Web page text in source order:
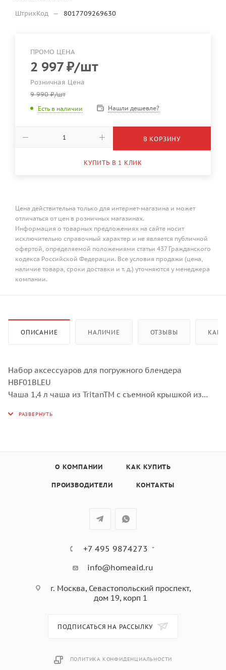
ШтрихКод — 8017709269630
ПРОМО ЦЕНА
2 997₽/шт
Розничная Цена
9 990₽/шт
Есть в наличии Нашли дешевле?
В КОРЗИНУ
КУПИТЬ В 1 КЛИК
Цена действительна только для интернет-магазина и может
отличаться от цен в розничных магазинах.
Информация о товарных предложениях на сайте носит
исключительно справочный характер и не является публичной
офертой, определяемой положениями статьи 437 Гражданского
кодекса Российской Федерации. Все условия продажи (цена,
наличие товара, сроки доставки и т. д.) уточняются у менеджера
компании.
ОПИСАНИЕ НАЛИЧИЕ ОТЗЫВЫ КАК
Набор аксессуаров для погружного блендера
HBF01BLEU
Чаша 1,4 л чаша из TritanTM с съемной крышкой из
Можно мыть в посудомоечной машине
машине (крышку НЕЛЬЗЯ).
пластастиковыми ножами с технологией медленного
других вареных овощей.
(Адаптер НЕЛЬЗЯ)
О КОМПАНИИ КАК КУПИТЬ
ПРОИЗВОДИТЕЛИ КОНТАКТЫ
+7 495 9874273
info@homeaid.ru
г. Москва, Севастопольский проспект,
дом 19, корп 1
ПОДПИСАТЬСЯ НА РАССЫЛКУ
ПОЛИТИКА КОНФИДЕНЦИАЛЬНОСТИ